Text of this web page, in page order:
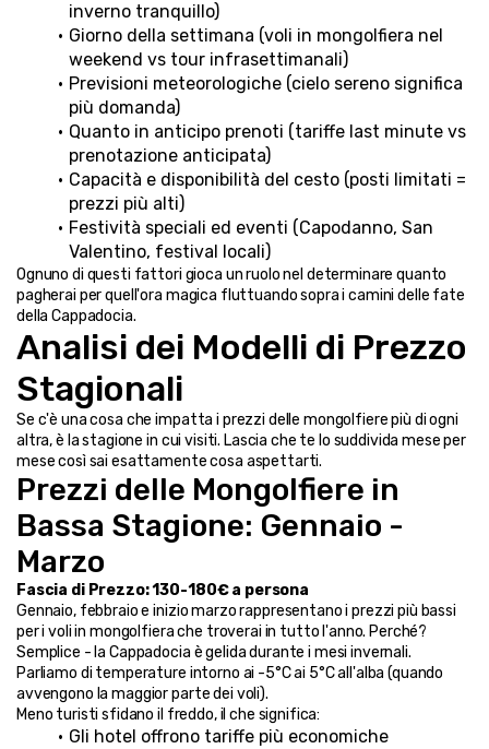
inverno tranquillo)
Giorno della settimana (voli in mongolfiera nel
weekend vs tour infrasettimanali)
Previsioni meteorologiche (cielo sereno significa
più domanda)
Quanto in anticipo prenoti (tariffe last minute vs
prenotazione anticipata)
Capacità e disponibilità del cesto (posti limitati =
prezzi più alti)
Festività speciali ed eventi (Capodanno, San
Valentino, festival locali)
Ognuno di questi fattori gioca un ruolo nel determinare quanto
pagherai per quell'ora magica fluttuando sopra i camini delle fate
della Cappadocia.
Analisi dei Modelli di Prezzo
Stagionali
Se c'è una cosa che impatta i prezzi delle mongolfiere più di ogni
altra, è la stagione in cui visiti. Lascia che te lo suddivida mese per
mese così sai esattamente cosa aspettarti.
Prezzi delle Mongolfiere in
Bassa Stagione: Gennaio -
Marzo
Fascia di Prezzo: 130-180€ a persona
Gennaio, febbraio e inizio marzo rappresentano i prezzi più bassi
per i voli in mongolfiera che troverai in tutto l'anno. Perché?
Semplice - la Cappadocia è gelida durante i mesi invernali.
Parliamo di temperature intorno ai -5°C ai 5°C all'alba (quando
avvengono la maggior parte dei voli).
Meno turisti sfidano il freddo, il che significa:
Gli hotel offrono tariffe più economiche